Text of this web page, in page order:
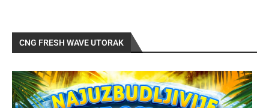
CNG FRESH WAVE UTORAK